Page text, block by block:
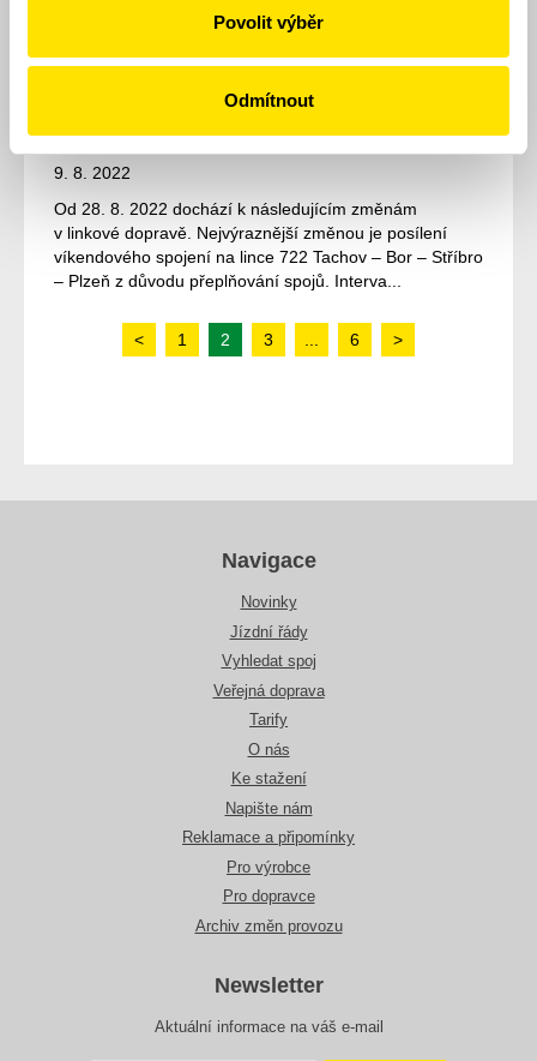
Povolit výběr
Odmítnout
linkách autobusové dopravy. Ke zrušení spojů došlo
obsazenosti (do tří lidí pravidelně za měsíc). Někt...
Změny jízdních řádů BUS od 28. 8.
2022
9. 8. 2022
Od 28. 8. 2022 dochází k následujícím změnám
v linkové dopravě. Nejvýraznější změnou je posílení
víkendového spojení na lince 722 Tachov – Bor – Stříbro
– Plzeň z důvodu přeplňování spojů. Interva...
< 1 2 3 6 >
Navigace
Novinky
Jízdní řády
Vyhledat spoj
Veřejná doprava
Tarify
O nás
Ke stažení
Napište nám
Reklamace a připomínky
Pro výrobce
Pro dopravce
Archiv změn provozu
Newsletter
Aktuální informace na váš e-mail